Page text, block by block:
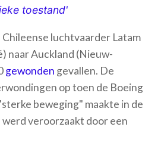
toestand'
luchtvaarder Latam
naar Auckland (Nieuw-
gewonden gevallen. De
op toen de Boeing
beweging" maakte in de
veroorzaakt door een